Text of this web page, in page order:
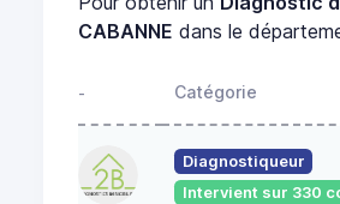
CABANNE dans le
- Catégorie
Diagnostiqueur
Intervient sur 330